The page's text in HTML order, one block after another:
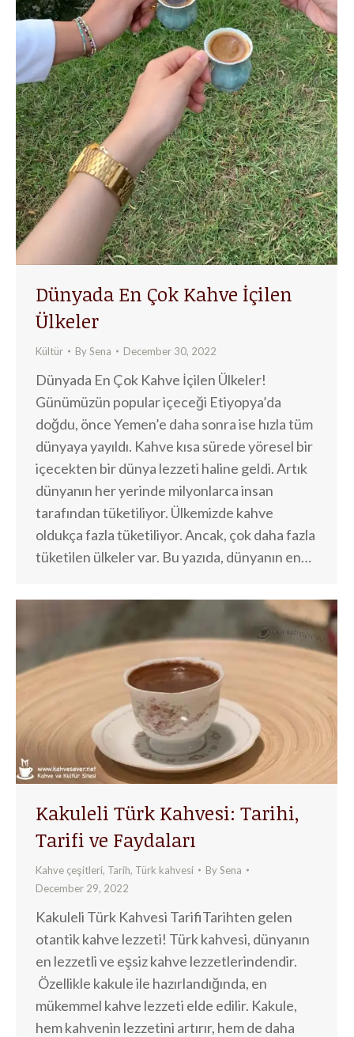
Dünyada En Çok Kahve İçilen
Ülkeler
Kültür BySena December 30, 2022
Dünyada En Çok Kahve İçilen Ülkeler!
Günümüzün popular içeceği Etiyopya’da
doğdu, önce Yemen’e daha sonra ise hızla tüm
dünyaya yayıldı. Kahve kısa sürede yöresel bir
içecekten bir dünya lezzeti haline geldi. Artık
dünyanın her yerinde milyonlarca insan
tarafından tüketiliyor. Ülkemizde kahve
oldukça fazla tüketiliyor. Ancak, çok daha fazla
tüketilen ülkeler var. Bu yazıda, dünyanın en…
Kakuleli Türk Kahvesi: Tarihi,
Tarifi ve Faydaları
Kahve çeşitleri, Tarih, Türk kahvesi BySena
December 29, 2022
Kakuleli Türk Kahvesi TarifiTarihten gelen
otantik kahve lezzeti! Türk kahvesi, dünyanın
en lezzetli ve eşsiz kahve lezzetlerindendir.
Özellikle kakule ile hazırlandığında, en
mükemmel kahve lezzeti elde edilir. Kakule,
hem kahvenin lezzetini artırır, hem de daha